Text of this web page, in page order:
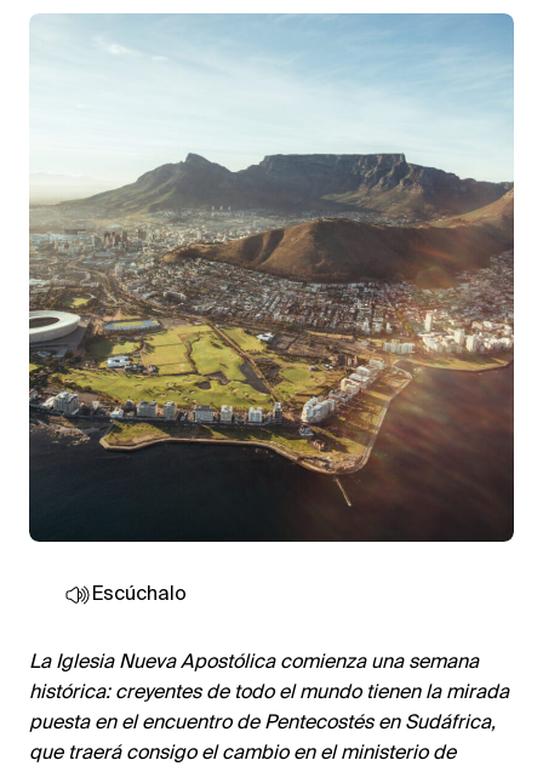
Escúchalo
La Iglesia Nueva Apostólica comienza una semana
histórica: creyentes de todo el mundo tienen la mirada
puesta en el encuentro de Pentecostés en Sudáfrica,
que traerá consigo el cambio en el ministerio de